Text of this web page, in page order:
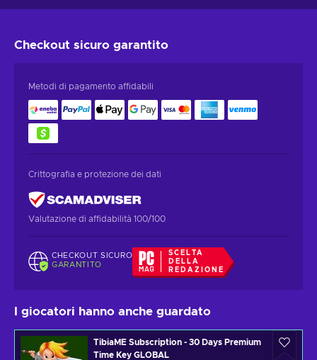
Checkout sicuro garantito
Metodi di pagamento affidabili
Crittografia e protezione dei dati
Valutazione di affidabilità 100/100
CHECKOUT SICURO
GARANTITO
SCELTA
DELLA
REDAZIONE
I giocatori hanno anche guardato
TibiaME Subscription - 30 Days Premium
Time Key GLOBAL